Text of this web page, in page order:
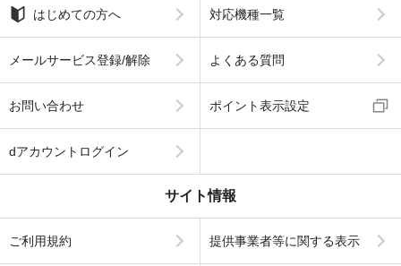
はじめての方へ 対応機種一覧
メールサービス登録/解除 よくある質問
お問い合わせ ポイント表示設定
dアカウントログイン
サイト情報
ご利用規約 提供事業者等に関する表示